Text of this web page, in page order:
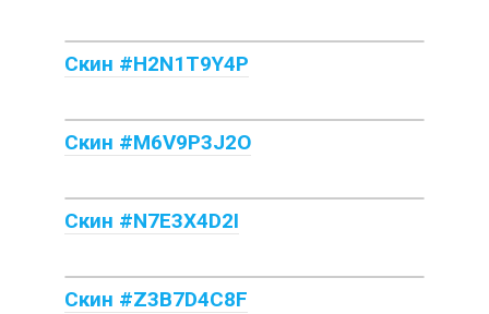
Скин #H2N1T9Y4P
Скин #M6V9P3J2O
Скин #N7E3X4D2I
Скин #Z3B7D4C8F